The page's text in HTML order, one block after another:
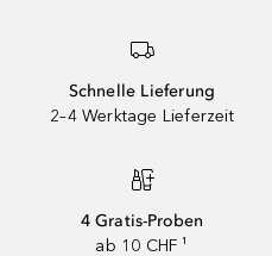
Schnelle Lieferung
2–4 Werktage Lieferzeit
4 Gratis-Proben
ab 10 CHF ¹